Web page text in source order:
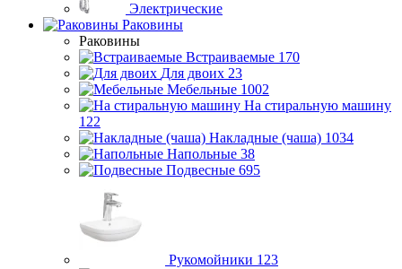
Электрические
Раковины
Раковины
Встраиваемые 170
Для двоих 23
Мебельные 1002
На стиральную машину
122
Накладные (чаша) 1034
Напольные 38
Подвесные 695
Рукомойники 123